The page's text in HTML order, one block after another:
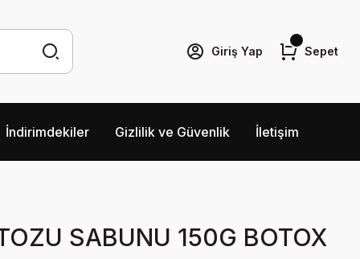
Giriş Yap Sepet
İndirimdekiler Gizlilik ve Güvenlik İletişim
SABUNU 150G BOTOX